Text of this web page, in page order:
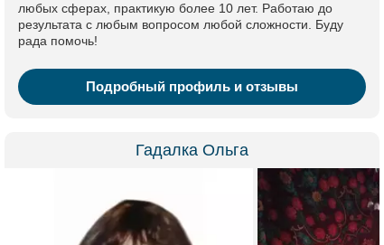
любых сферах, практикую более 10 лет. Работаю до
результата с любым вопросом любой сложности. Буду
рада помочь!
Подробный профиль и отзывы
Гадалка Ольга